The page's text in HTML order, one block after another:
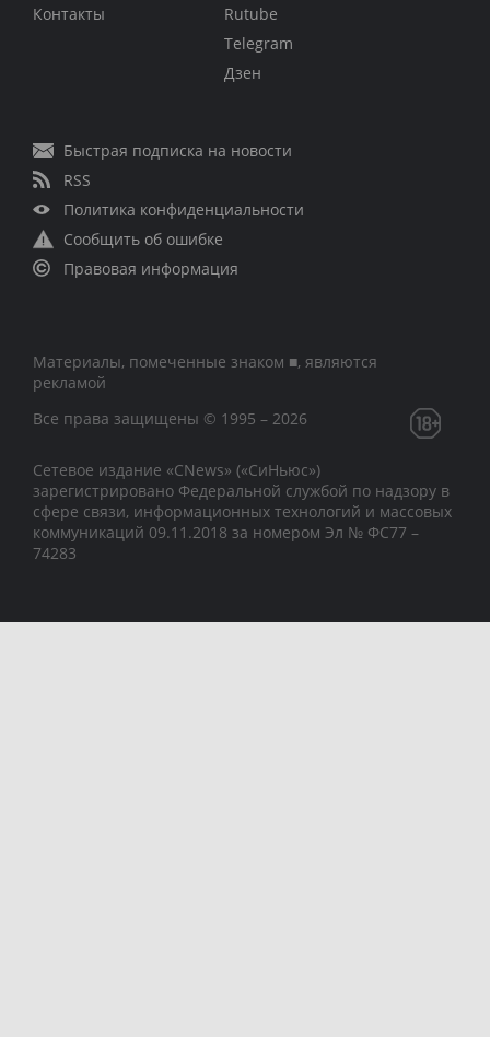
Контакты
Rutube
Telegram
Дзен
Быстрая подписка на новости
RSS
Политика конфиденциальности
Сообщить об ошибке
Правовая информация
Материалы, помеченные знаком ■, являются
рекламой
Все права защищены © 1995 – 2026
Сетевое издание «CNews» («СиНьюс»)
зарегистрировано Федеральной службой по надзору в
сфере связи, информационных технологий и массовых
коммуникаций 09.11.2018 за номером Эл № ФС77 –
74283